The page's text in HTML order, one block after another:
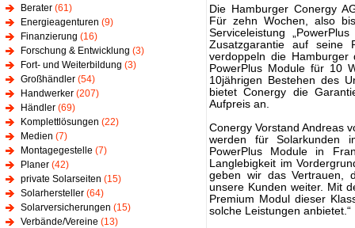
Berater (61)
Energieagenturen (9)
Finanzierung (16)
Forschung & Entwicklung (3)
Fort- und Weiterbildung (3)
Großhändler (54)
Handwerker (207)
Händler (69)
Komplettlösungen (22)
Medien (7)
Montagegestelle (7)
Planer (42)
private Solarseiten (15)
Solarhersteller (64)
Solarversicherungen (15)
Verbände/Vereine (13)
Die Hamburger Conergy
Für zehn Wochen, also
Serviceleistung
Zusatzgarantie auf seine
verdoppeln die
PowerPlus Module für 10
10jährigen Bestehen des
bietet Conergy die
Aufpreis an.
Conergy Vorstand Andreas
werden für Solarkunden
PowerPlus Module in
Langlebigkeit im
geben wir das Vertrauen,
unsere Kunden weiter. Mit
Premium Modul dieser
solche Leistungen anbietet.“